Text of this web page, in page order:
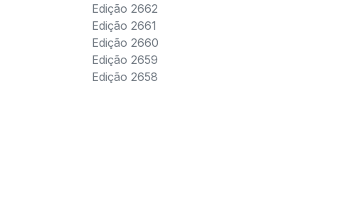
Edição 2662
Edição 2661
Edição 2660
Edição 2659
Edição 2658